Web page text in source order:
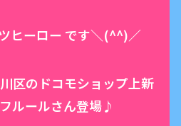
ヒーロー です＼(^^)／
区のドコモショップ上新
ルールさん登場♪